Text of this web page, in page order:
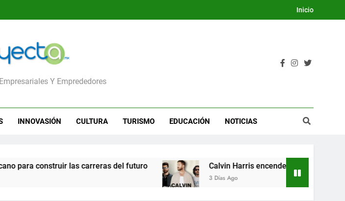
Inicio
Y Emprededores
INNOVASIÓN CULTURA TURISMO EDUCACIÓN NOTICIAS
construir las carreras del futuro Calvin Harris encenderá la Dream Night
3 Días Ago